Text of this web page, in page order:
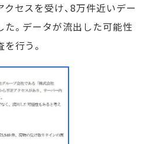
セスを受け、8万件近いデー
。データが流出した可能性
行う。